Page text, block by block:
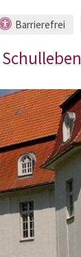
Barrierefrei
Schulleben